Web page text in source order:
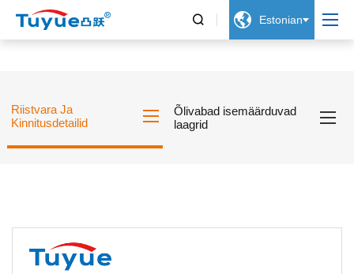
  Estonian
Riistvara Ja
Kinnitusdetailid
Õlivabad isemäärduvad
laagrid